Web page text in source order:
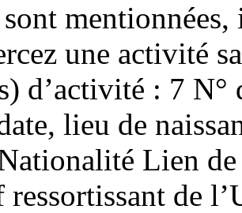
une activité
d’activité : 7
lieu de
Lien
ressortissant de